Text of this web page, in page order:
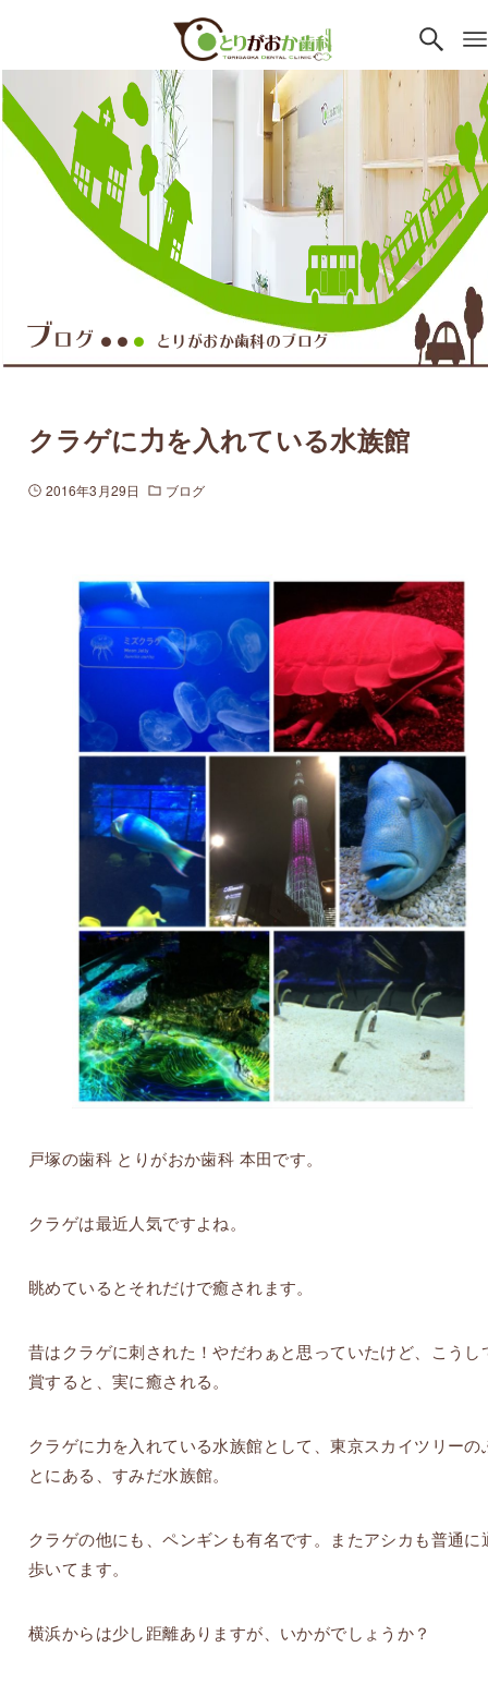
ブログ ●● ● とりがおか歯科のブログ
クラゲに力を入れている水族館
2016年3月29日 ブログ
戸塚の歯科 とりがおか歯科 本田です。
クラゲは最近人気ですよね。
眺めているとそれだけで癒されます。
昔はクラゲに刺された！やだわぁと思っていたけど、こうし
賞すると、実に癒される。
クラゲに力を入れている水族館として、東京スカイツリーの
とにある、すみだ水族館。
クラゲの他にも、ペンギンも有名です。またアシカも普通に
歩いてます。
横浜からは少し距離ありますが、いかがでしょうか？